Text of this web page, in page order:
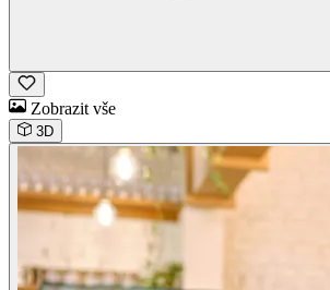
Zobrazit vše
3D